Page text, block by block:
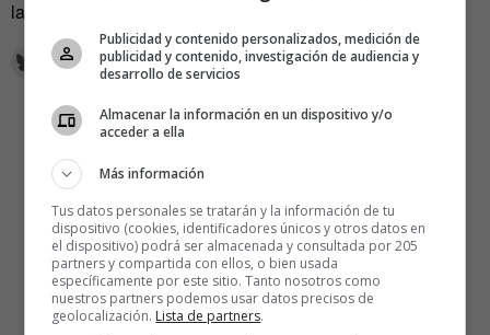
la inclusión social, la igualdad y la autoorganización.
Publicidad y contenido personalizados, medición de
publicidad y contenido, investigación de audiencia y
desarrollo de servicios
Almacenar la información en un dispositivo y/o
acceder a ella
Más información
Tus datos personales se tratarán y la información de tu
dispositivo (cookies, identificadores únicos y otros datos en
el dispositivo) podrá ser almacenada y consultada por 205
partners y compartida con ellos, o bien usada
específicamente por este sitio. Tanto nosotros como
nuestros partners podemos usar datos precisos de
geolocalización. Lista de partners.